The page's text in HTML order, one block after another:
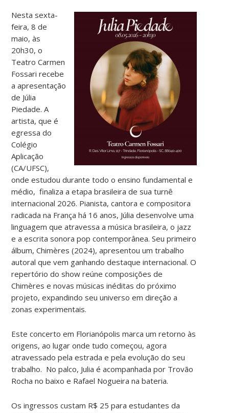
Nesta sexta-
feira, 8 de
maio, às
20h30, o
Teatro Carmen
Fossari recebe
a apresentação
de Júlia
Piedade. A
artista, que é
egressa do
Colégio
Aplicação
(CA/UFSC),
onde estudou durante todo o ensino fundamental e
médio, finaliza a etapa brasileira de sua turnê
internacional 2026. Pianista, cantora e compositora
radicada na França há 16 anos, Júlia desenvolve uma
linguagem que atravessa a música brasileira, o jazz
e a escrita sonora pop contemporânea. Seu primeiro
álbum, Chimères (2024), apresentou um trabalho
autoral que vem ganhando destaque internacional. O
repertório do show reúne composições de
Chimères e novas músicas inéditas do próximo
projeto, expandindo seu universo em direção a
zonas experimentais.
Este concerto em Florianópolis marca um retorno às
origens, ao lugar onde tudo começou, agora
atravessado pela estrada e pela evolução do seu
trabalho. No palco, Julia é acompanhada por Trovão
Rocha no baixo e Rafael Nogueira na bateria.
Os ingressos custam R$ 25 para estudantes da